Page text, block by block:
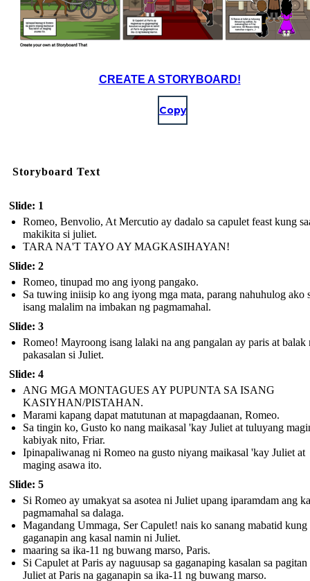
CREATE A STORYBOARD!
Copy
Storyboard Text
Slide: 1
Romeo, Benvolio, At Mercutio ay dadalo sa capulet feast kung
makikita si juliet.
TARA NA'T TAYO AY MAGKASIHAYAN!
Slide: 2
Romeo, tinupad mo ang iyong pangako.
Sa tuwing iniisip ko ang iyong mga mata, parang nahuhulog ako
isang malalim na imbakan ng pagmamahal.
Slide: 3
Romeo! Mayroong isang lalaki na ang pangalan ay paris at balak
pakasalan si Juliet.
Slide: 4
ANG MGA MONTAGUES AY PUPUNTA SA ISANG
KASIYHAN/PISTAHAN.
Marami kapang dapat matutunan at mapagdaanan, Romeo.
Sa tingin ko, Gusto ko nang maikasal 'kay Juliet at tuluyang
kabiyak nito, Friar.
Ipinapaliwanag ni Romeo na gusto niyang maikasal 'kay Juliet at
maging asawa ito.
Slide: 5
Si Romeo ay umakyat sa asotea ni Juliet upang iparamdam ang
pagmamahal sa dalaga.
Magandang Ummaga, Ser Capulet! nais ko sanang mabatid
gaganapin ang kasal namin ni Juliet.
maaring sa ika-11 ng buwang marso, Paris.
Si Capulet at Paris ay naguusap sa gaganaping kasalan sa
Juliet at Paris na gaganapin sa ika-11 ng buwang marso.